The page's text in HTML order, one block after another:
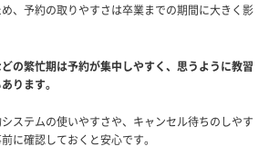
、予約の取りやすさは卒業までの期間に大きく影
の繁忙期は予約が集中しやすく、思うように教習
ります。
ステムの使いやすさや、キャンセル待ちのしやす
に確認しておくと安心です。